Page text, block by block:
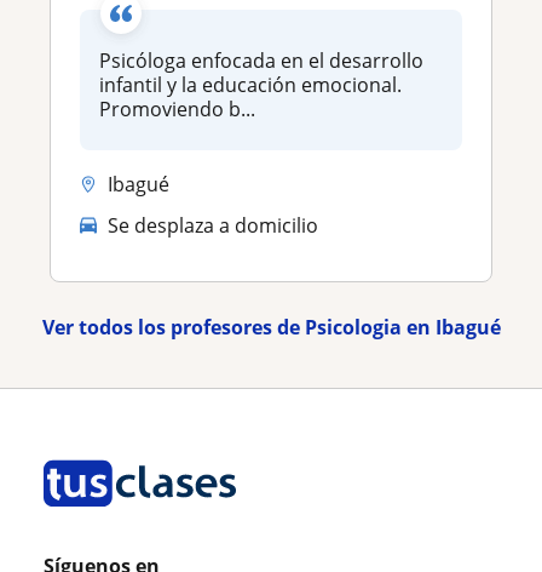
Psicóloga enfocada en el desarrollo
infantil y la educación emocional.
Promoviendo b...
Ibagué
Se desplaza a domicilio
Ver todos los profesores de Psicologia en Ibagué
Síguenos en